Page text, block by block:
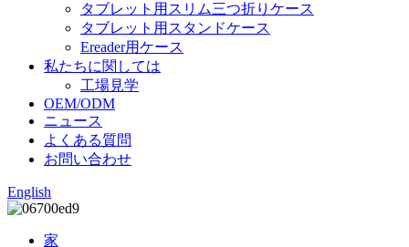
タブレット用スリム三つ折りケース
タブレット用スタンドケース
Ereader用ケース
私たちに関しては
工場見学
OEM/ODM
ニュース
よくある質問
お問い合わせ
English
家